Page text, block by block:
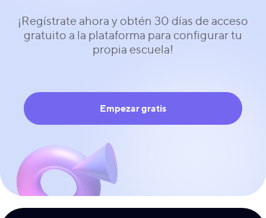
¡Regístrate ahora y obtén 30 días de acceso
gratuito a la plataforma para configurar tu
propia escuela!
Empezar gratis